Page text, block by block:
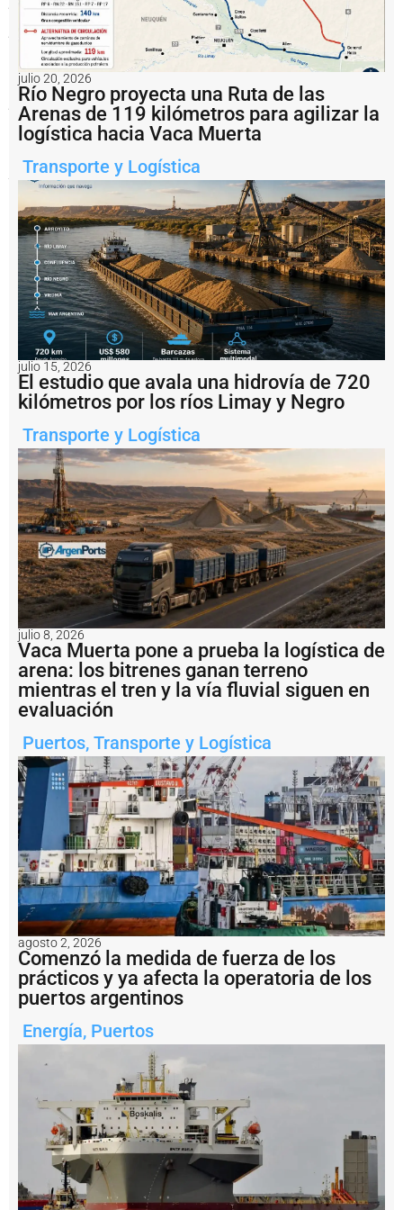
proceso
ensamblaje
entre
las
plantas
internas
deL
astillero.
Fotos
ASENAV.
Notas
relacionadas
S
a
n
t
a
e
li
c
it
ó
l
a
r
e
a
c
ti
v
a
c
i
ó
n
d
e
l
a
h
i
s
t
ó
ri
c
T
e
r
m
i
n
a
l
I
d
e
l
P
a
C
julio 20, 2026
Río Negro proyecta una Ruta de las
Arenas de 119 kilómetros para agilizar la
logística hacia Vaca Muerta
Transporte y Logística
julio 15, 2026
El estudio que avala una hidrovía de 720
kilómetros por los ríos Limay y Negro
Transporte y Logística
julio 8, 2026
Vaca Muerta pone a prueba la logística de
arena: los bitrenes ganan terreno
mientras el tren y la vía fluvial siguen en
evaluación
Puertos, Transporte y Logística
agosto 2, 2026
Comenzó la medida de fuerza de los
prácticos y ya afecta la operatoria de los
puertos argentinos
Energía, Puertos